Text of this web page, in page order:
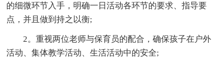
的细微环节入手，明确一日活动各环节的要求、指导要
点，并且做到持之以衡;
2。重视两位老师与保育员的配合，确保孩子在户外
活动、集体教学活动、生活活动中的安全;